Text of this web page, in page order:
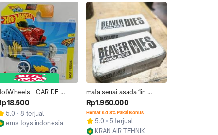
CAR-DE-
SHORD CARD   97HL
5.0
8 terjual
ems toys indonesia
mata senai asada 1in
sampai 2in original
Rp1.950.000
Hemat s.d 8% Pakai Bonus
5.0
5 terjual
KRAN AIR TEHNIK